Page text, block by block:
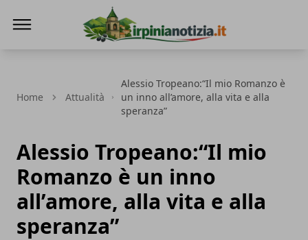
Home Attualità
Alessio Tropeano:“Il mio Romanzo è
un inno all’amore, alla vita e alla
speranza”
Alessio Tropeano:“Il mio
Romanzo è un inno
all’amore, alla vita e alla
speranza”